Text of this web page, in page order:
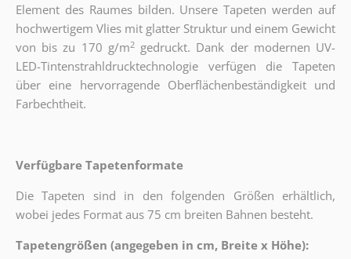
Element des Raumes bilden. Unsere Tapeten werden auf
hochwertigem Vlies mit glatter Struktur und einem Gewicht
von bis zu 170 g/m2 gedruckt. Dank der modernen UV-
LED-Tintenstrahldrucktechnologie verfügen die Tapeten
über eine hervorragende Oberflächenbeständigkeit und
Farbechtheit.
Verfügbare Tapetenformate
Die Tapeten sind in den folgenden Größen erhältlich,
wobei jedes Format aus 75 cm breiten Bahnen besteht.
Tapetengrößen (angegeben in cm, Breite x Höhe):